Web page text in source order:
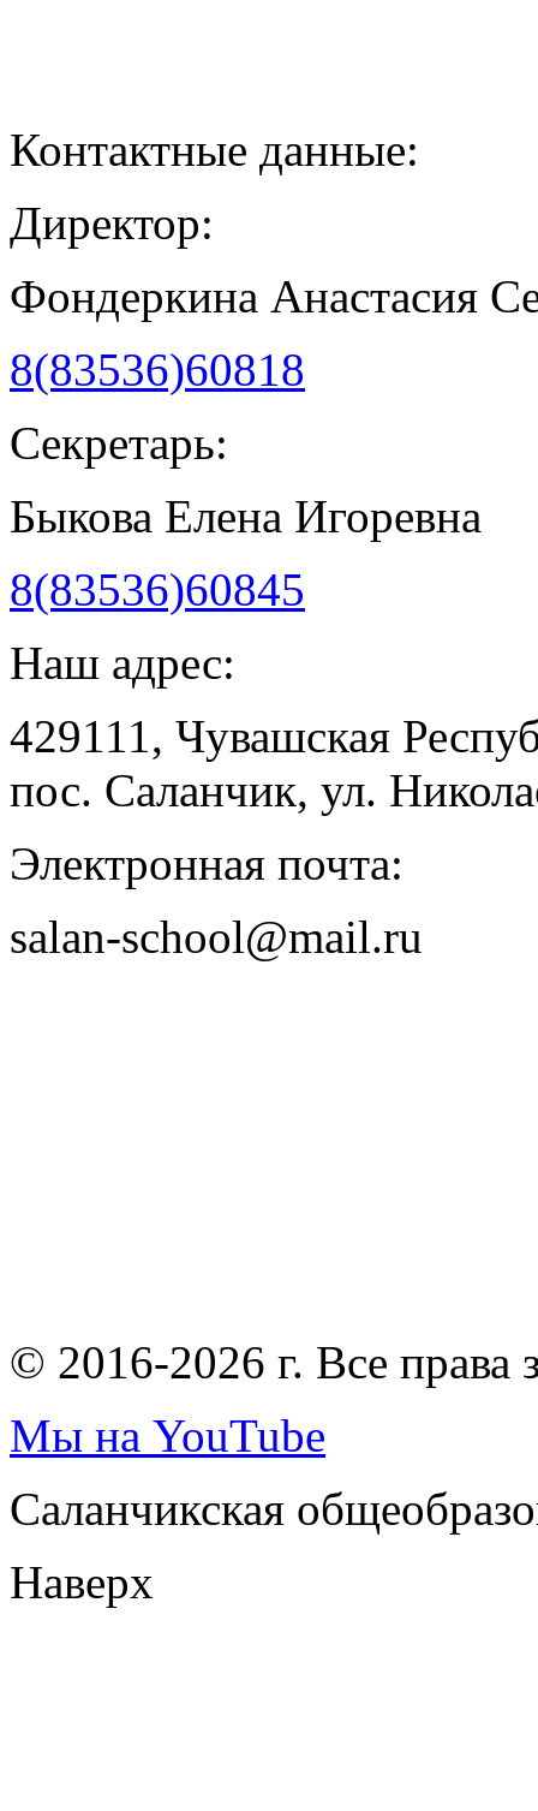
Контактные данные:
Директор:
Фондеркина Анастасия
8(83536)60818
Секретарь:
Быкова Елена Игоревна
8(83536)60845
Наш адрес:
429111, Чувашская
пос. Саланчик, ул.
Электронная почта:
salan-school@mail.ru
© 2016-2026 г. Все
Мы на YouTube
Саланчикская
Наверх